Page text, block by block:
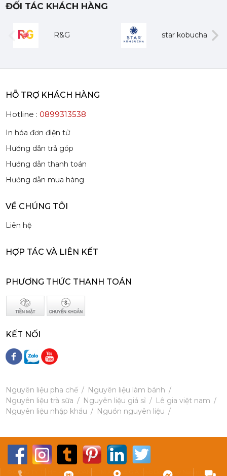
484,150
215,000 đ
202,000
Siro Monin Bơ Nâu - Monin Brown Butter Flavoured Syrup 700ml
215,000 đ
202,000
ĐỐI TÁC KHÁCH HÀNG
R&G star kobucha
HỖ TRỢ KHÁCH HÀNG
Hotline :0899313538
In hóa đơn điện tử
Hướng dẫn trả góp
Hướng dẫn thanh toán
Hướng dẫn mua hàng
VỀ CHÚNG TÔI
Liên hệ
HỢP TÁC VÀ LIÊN KẾT
PHƯƠNG THỨC THANH TOÁN
KẾT NỐI
Nguyên liệu pha chế
Nguyên liệu làm bánh
Nguyên liệu trà sữa
Nguyên liệu giá sỉ
Lê gia việt nam
Nguyên liệu nhập khẩu
Nguồn nguyên liệu
© CÔNG TY TNHH KINH DOANH TM XNK LÊ GIA Web Design by Nasani